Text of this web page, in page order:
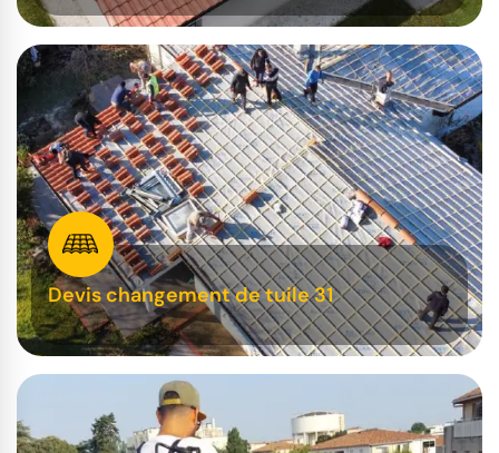
Devis changement de tuile 31